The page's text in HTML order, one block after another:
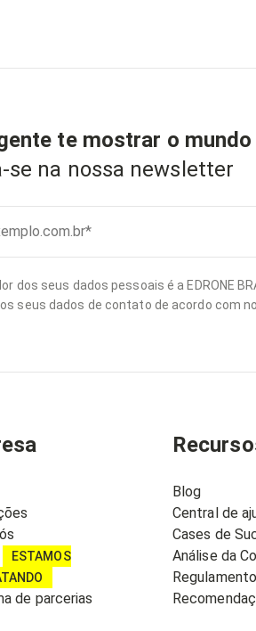
te mostrar o mundo
se na nossa newsletter
dos seus dados pessoais é a EDRONE
seus dados de contato de acordo com
ESTAMOS
de parcerias
Blog
Central de
Cases de
Análise da